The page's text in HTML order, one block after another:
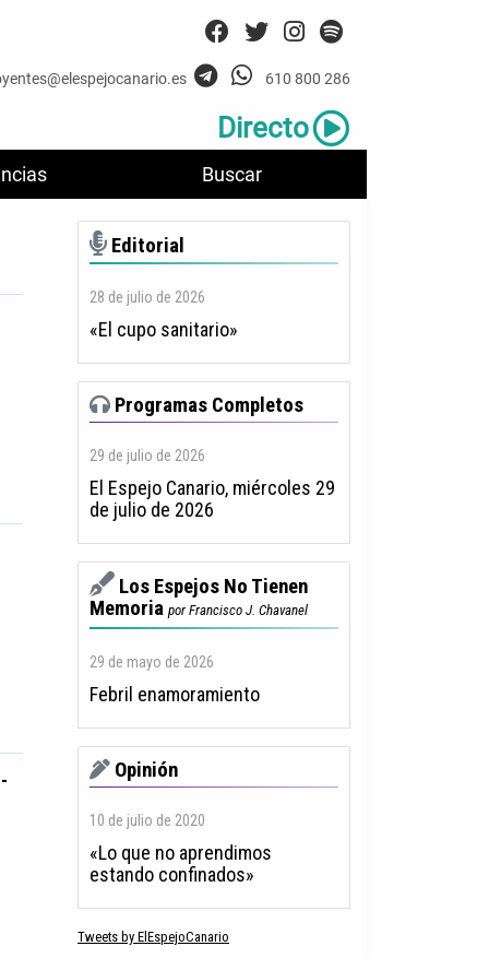
Buscar
610 800 286
Directo
Editorial
28 de julio de 2026
«El cupo sanitario»
Programas Completos
29 de julio de 2026
El Espejo Canario, miércoles 29
de julio de 2026
Los Espejos No Tienen
Memoria por Francisco J. Chavanel
29 de mayo de 2026
Febril enamoramiento
Opinión
10 de julio de 2020
«Lo que no aprendimos
estando confinados»
Tweets by ElEspejoCanario